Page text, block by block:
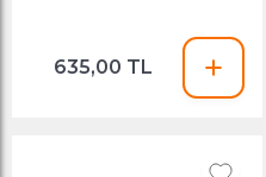
635,00 TL